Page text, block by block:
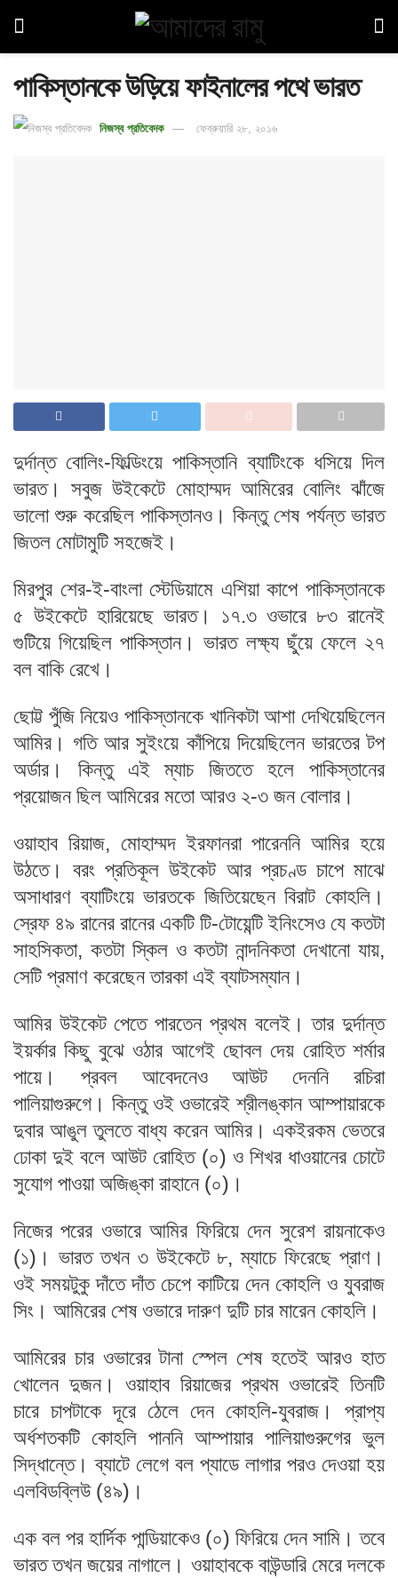
পাকিস্তানকে উড়িয়ে ফাইনালের পথে ভারত
নিজস্ব প্রতিবেদক ফেব্রুয়ারি ২৮, ২০১৬
দুর্দান্ত বোলিং-ফিল্ডিংয়ে পাকিস্তানি ব্যাটিংকে ধসিয়ে দিল
ভারত। সবুজ উইকেটে মোহাম্মদ আমিরের বোলিং ঝাঁজে
ভালো শুরু করেছিল পাকিস্তানও। কিন্তু শেষ পর্যন্ত ভারত
জিতল মোটামুটি সহজেই।
মিরপুর শের-ই-বাংলা স্টেডিয়ামে এশিয়া কাপে পাকিস্তানকে
৫ উইকেটে হারিয়েছে ভারত। ১৭.৩ ওভারে ৮৩ রানেই
গুটিয়ে গিয়েছিল পাকিস্তান। ভারত লক্ষ্য ছুঁয়ে ফেলে ২৭
বল বাকি রেখে।
ছোট্ট পুঁজি নিয়েও পাকিস্তানকে খানিকটা আশা দেখিয়েছিলেন
আমির। গতি আর সুইংয়ে কাঁপিয়ে দিয়েছিলেন ভারতের টপ
অর্ডার। কিন্তু এই ম্যাচ জিততে হলে পাকিস্তানের
প্রয়োজন ছিল আমিরের মতো আরও ২-৩ জন বোলার।
ওয়াহাব রিয়াজ, মোহাম্মদ ইরফানরা পারেননি আমির হয়ে
উঠতে। বরং প্রতিকূল উইকেট আর প্রচণ্ড চাপে মাঝে
অসাধারণ ব্যাটিংয়ে ভারতকে জিতিয়েছেন বিরাট কোহলি।
স্রেফ ৪৯ রানের রানের একটি টি-টোয়েন্টি ইনিংসেও যে কতটা
সাহসিকতা, কতটা স্কিল ও কতটা নান্দনিকতা দেখানো যায়,
সেটি প্রমাণ করেছেন তারকা এই ব্যাটসম্যান।
আমির উইকেট পেতে পারতেন প্রথম বলেই। তার দুর্দান্ত
ইয়র্কার কিছু বুঝে ওঠার আগেই ছোবল দেয় রোহিত শর্মার
পায়ে। প্রবল আবেদনেও আউট দেননি রচিরা
পালিয়াগুরুগে। কিন্তু ওই ওভারেই শ্রীলঙ্কান আম্পায়ারকে
দুবার আঙুল তুলতে বাধ্য করেন আমির। একইরকম ভেতরে
ঢোকা দুই বলে আউট রোহিত (০) ও শিখর ধাওয়ানের চোটে
সুযোগ পাওয়া অজিঙ্কা রাহানে (০)।
নিজের পরের ওভারে আমির ফিরিয়ে দেন সুরেশ রায়নাকেও
(১)। ভারত তখন ৩ উইকেটে ৮, ম্যাচে ফিরেছে প্রাণ।
ওই সময়টুকু দাঁতে দাঁত চেপে কাটিয়ে দেন কোহলি ও যুবরাজ
সিং। আমিরের শেষ ওভারে দারুণ দুটি চার মারেন কোহলি।
আমিরের চার ওভারের টানা স্পেল শেষ হতেই আরও হাত
খোলেন দুজন। ওয়াহাব রিয়াজের প্রথম ওভারেই তিনটি
চারে চাপটাকে দূরে ঠেলে দেন কোহলি-যুবরাজ। প্রাপ্য
অর্ধশতকটি কোহলি পাননি আম্পায়ার পালিয়াগুরুগের ভুল
সিদ্ধান্তে। ব্যাটে লেগে বল প্যাডে লাগার পরও দেওয়া হয়
এলবিডব্লিউ (৪৯)।
এক বল পর হার্দিক পান্ডিয়াকেও (০) ফিরিয়ে দেন সামি। তবে
ভারত তখন জয়ের নাগালে। ওয়াহাবকে বাউন্ডারি মেরে দলকে